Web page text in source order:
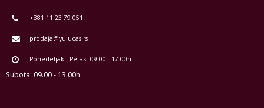
+381 11 23 79 051
prodaja@yulucas.rs
Ponedeljak - Petak: 09.00 - 17.00h
Subota: 09.00 - 13.00h